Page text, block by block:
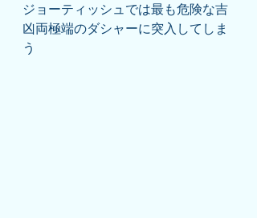
ジョーティッシュでは最も危険な吉
凶両極端のダシャーに突入してしま
う